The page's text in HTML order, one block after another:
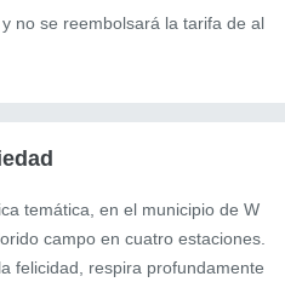
no se reembolsará la tarifa de al
temática, en el municipio de W
campo en cuatro estaciones.
felicidad, respira profundamente